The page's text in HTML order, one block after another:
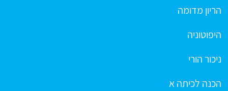
הריון מדומה
היפוטוניה
ניכור הורי
הכנה לכיתה א